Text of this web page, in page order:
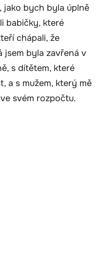
jako bych byla úplně
babičky, které
chápali, že
jsem byla zavřená v
s dítětem, které
a s mužem, který mě
svém rozpočtu.